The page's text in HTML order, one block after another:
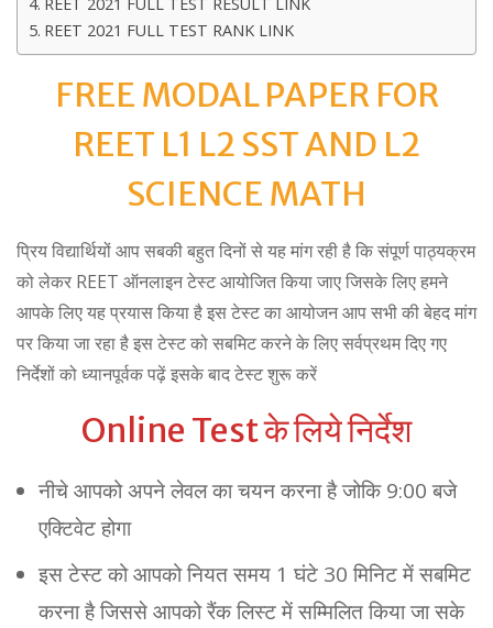
REET 2021 FULL TEST RANK LINK
FREE MODAL PAPER FOR
REET L1 L2 SST AND L2
SCIENCE MATH
प्रिय विद्यार्थियों आप सबकी बहुत दिनों से यह मांग रही है कि संपूर्ण पाठ्यक्रम
को लेकर REET ऑनलाइन टेस्ट आयोजित किया जाए जिसके लिए हमने
आपके लिए यह प्रयास किया है इस टेस्ट का आयोजन आप सभी की बेहद मांग
पर किया जा रहा है इस टेस्ट को सबमिट करने के लिए सर्वप्रथम दिए गए
निर्देशों को ध्यानपूर्वक पढ़ें इसके बाद टेस्ट शुरू करें
Online Test के लिये निर्देश
नीचे आपको अपने लेवल का चयन करना है जोकि 9:00 बजे
एक्टिवेट होगा
इस टेस्ट को आपको नियत समय 1 घंटे 30 मिनिट में सबमिट
करना है जिससे आपको रैंक लिस्ट में सम्मिलित किया जा सके